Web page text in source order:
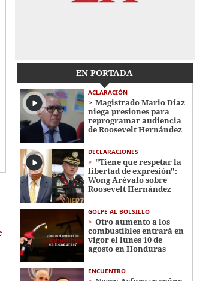
EN PORTADA
ACLARACIÓN
Magistrado Mario Díaz
niega presiones para
reprogramar audiencia
de Roosevelt Hernández
DECLARACIONES
"Tiene que respetar la
libertad de expresión":
Wong Arévalo sobre
Roosevelt Hernández
GOLPE AL BOLSILLO
Otro aumento a los
combustibles entrará en
vigor el lunes 10 de
agosto en Honduras
ENCUENTRO